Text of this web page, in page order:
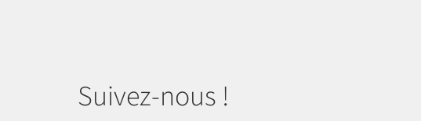
Suivez-nous !